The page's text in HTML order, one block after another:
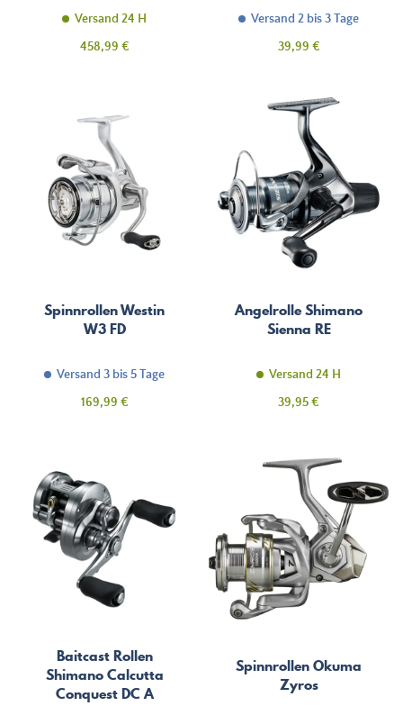
Versand 24 H
Preis
458,99 €
Versand 2 bis 3 Tage
Preis
39,99 €
Spinnrollen Westin
W3 FD
Versand 3 bis 5 Tage
Preis
169,99 €
Angelrolle Shimano
Sienna RE
Versand 24 H
Preis
39,95 €
Baitcast Rollen
Shimano Calcutta
Conquest DC A
Spinnrollen Okuma
Zyros